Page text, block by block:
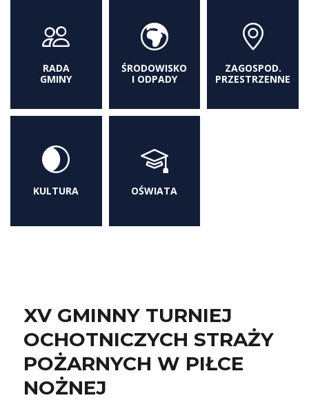
RADA
GMINY
ŚRODOWISKO
I ODPADY
ZAGOSPOD.
PRZESTRZENNE
KULTURA OŚWIATA
XV GMINNY TURNIEJ
OCHOTNICZYCH STRAŻY
POŻARNYCH W PIŁCE
NOŻNEJ